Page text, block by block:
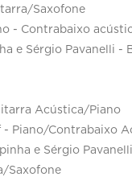
Saxofone
- Contrabaixo
e Sérgio Pavanelli -
Acústica/Piano
Piano/Contrabaixo
e Sérgio
Saxofone